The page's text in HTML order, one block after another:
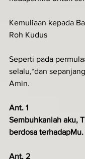
Kemuliaan kepada
Roh Kudus
Seperti pada
selalu,*dan
Amin.
Ant. 1
Sembuhkanlah aku,
berdosa terhadapMu.
Ant. 2